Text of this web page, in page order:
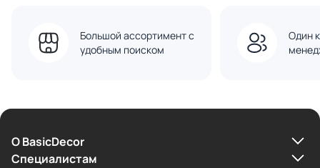
Большой ассортимент с
удобным поиском
Один
О BasicDecor
Cпециалистам